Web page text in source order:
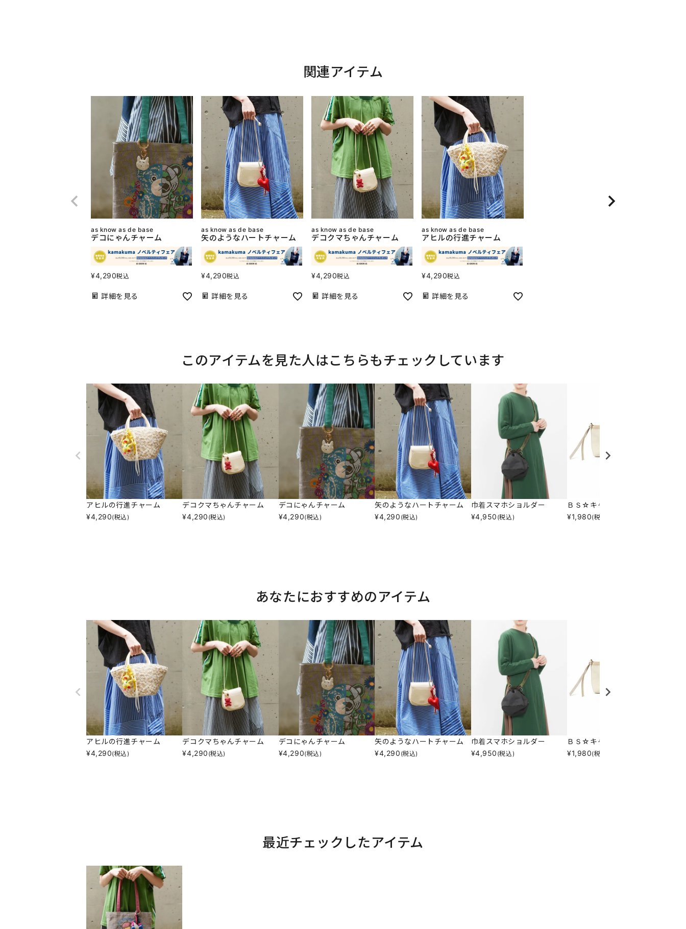
関連アイテム
as know as de base
デコにゃんチャーム
¥4,290税込
詳細を見る
as know as de base
矢のようなハートチャーム
¥4,290税込
詳細を見る
as know as de base
デコクマちゃんチャーム
¥4,290税込
詳細を見る
as know as de base
アヒルの行進チャーム
¥4,290税込
詳細を見る
このアイテムを見た人はこちらもチェックしています
アヒルの行進チャーム
¥4,290(税込)
デコクマちゃんチャーム
¥4,290 (税込)
デコにゃんチャーム
¥4,290(税込)
矢のようなハートチャーム
¥4,290 (税込)
巾着スマホショルダー
¥4,950 (税込)
ＢＳ☆キャンバスポーチ
¥1,980(税込)
あなたにおすすめのアイテム
アヒルの行進チャーム
¥4,290(税込)
デコクマちゃんチャーム
¥4,290 (税込)
デコにゃんチャーム
¥4,290(税込)
矢のようなハートチャーム
¥4,290 (税込)
巾着スマホショルダー
¥4,950 (税込)
ＢＳ☆キャンバスポーチ
¥1,980(税込)
最近チェックしたアイテム